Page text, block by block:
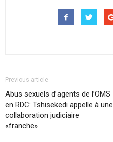
Previous article
Abus sexuels d’agents de l’OMS
en RDC: Tshisekedi appelle à une
collaboration judiciaire
«franche»